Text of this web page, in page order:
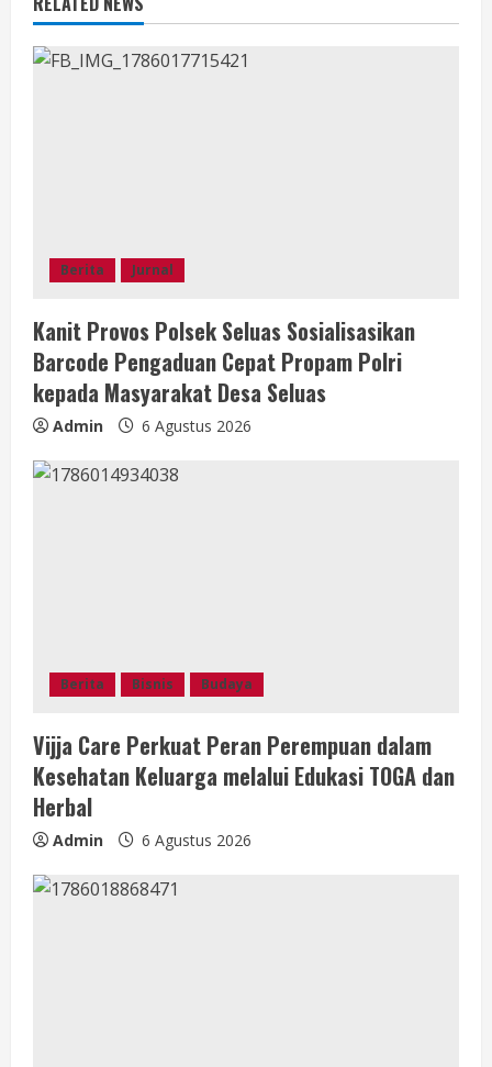
a
Berita Jurnal
Kanit Provos Polsek Seluas Sosialisasikan
Barcode Pengaduan Cepat Propam Polri
kepada Masyarakat Desa Seluas
Admin 6 Agustus 2026
Berita Bisnis Budaya
Vijja Care Perkuat Peran Perempuan dalam
Kesehatan Keluarga melalui Edukasi TOGA dan
Herbal
Admin 6 Agustus 2026